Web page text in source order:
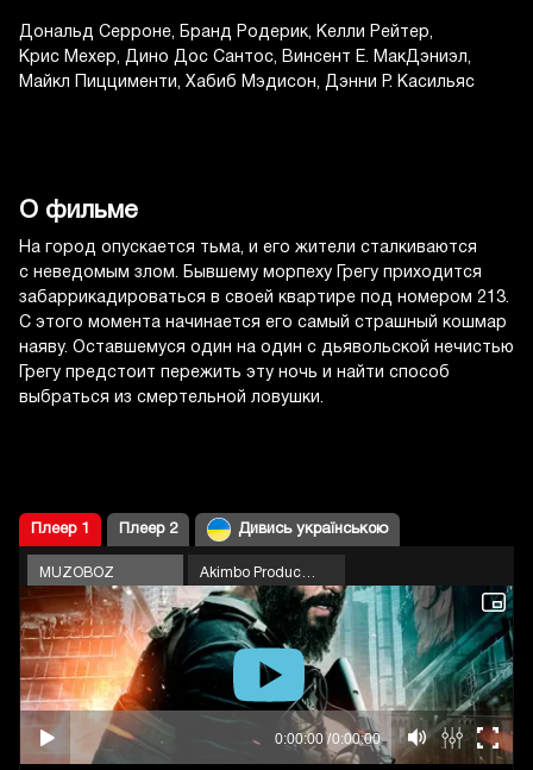
Дональд Серроне Бранд Родерик
Келли Рейтер
Крис Мехер
Дино Дос Сантос
Винсент Е. МакДэниэл
Майкл Пиццименти
Хабиб Мэдисон Дэнни Р. Касильяс
О фильме
На город опускается тьма, и его жители сталкиваются
с неведомым злом. Бывшему морпеху Грегу приходится
забаррикадироваться в своей квартире под номером 213.
С этого момента начинается его самый страшный кошмар
наяву. Оставшемуся один на один с дьявольской нечистью
Грегу предстоит пережить эту ночь и найти способ
выбраться из смертельной ловушки.
Плеер 1 Плеер 2 Дивись українською
MUZOBOZ